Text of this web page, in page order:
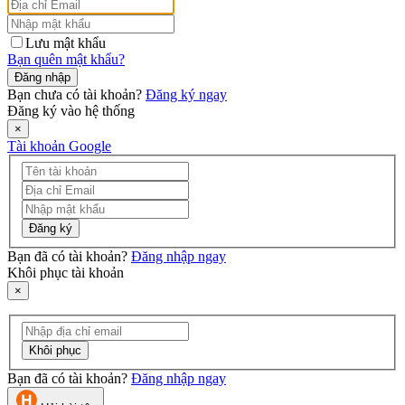
Lưu mật khẩu
Bạn quên mật khẩu?
Đăng nhập
Bạn chưa có tài khoản? Đăng ký ngay
Đăng ký vào hệ thống
×
Tài khoản Google
Đăng ký
Bạn đã có tài khoản? Đăng nhập ngay
Khôi phục tài khoản
×
Khôi phục
Bạn đã có tài khoản? Đăng nhập ngay